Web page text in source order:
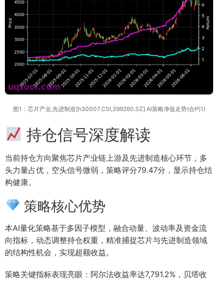
图1：芯片产业,先进制造[h30007.CSI,399260.SZ] AI策略净值走势(合约1)
持仓信号深度解读
当前持仓方向聚焦芯片产业链上游及先进制造核心环节，多
头力量占优，空头信号微弱，策略评分79.47分，显示持仓结
构健康。
策略核心优势
本AI量化策略基于多因子模型，融合动量、波动率及资金流
向指标，动态调整持仓权重，精准捕捉芯片与先进制造领域
的结构性机会，实现超额收益。
策略关键指标表现亮眼：阿尔法收益率达7,791.2%，贝塔收